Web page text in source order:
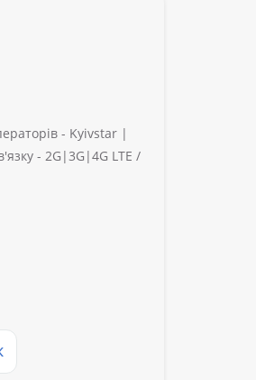
- Kyivstar |
- 2G|3G|4G LTE /